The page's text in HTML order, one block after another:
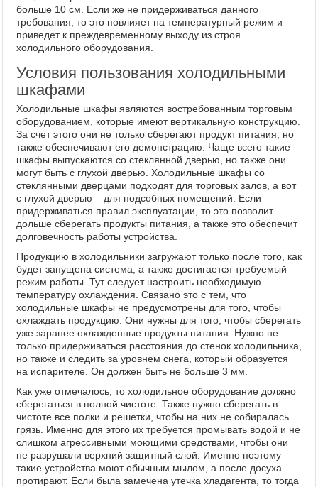
больше 10 см. Если же не придерживаться данного
требования, то это повлияет на температурный режим и
приведет к преждевременному выходу из строя
холодильного оборудования.
Условия пользования холодильными
шкафами
Холодильные шкафы являются востребованным торговым
оборудованием, которые имеют вертикальную конструкцию.
За счет этого они не только сберегают продукт питания, но
также обеспечивают его демонстрацию. Чаще всего такие
шкафы выпускаются со стеклянной дверью, но также они
могут быть с глухой дверью. Холодильные шкафы со
стеклянными дверцами подходят для торговых залов, а вот
с глухой дверью – для подсобных помещений. Если
придерживаться правил эксплуатации, то это позволит
дольше сберегать продукты питания, а также это обеспечит
долговечность работы устройства.
Продукцию в холодильники загружают только после того, как
будет запущена система, а также достигается требуемый
режим работы. Тут следует настроить необходимую
температуру охлаждения. Связано это с тем, что
холодильные шкафы не предусмотрены для того, чтобы
охлаждать продукцию. Они нужны для того, чтобы сберегать
уже заранее охлажденные продукты питания. Нужно не
только придерживаться расстояния до стенок холодильника,
но также и следить за уровнем снега, который образуется
на испарителе. Он должен быть не больше 3 мм.
Как уже отмечалось, то холодильное оборудование должно
сберегаться в полной чистоте. Также нужно сберегать в
чистоте все полки и решетки, чтобы на них не собиралась
грязь. Именно для этого их требуется промывать водой и не
слишком агрессивными моющими средствами, чтобы они
не разрушали верхний защитный слой. Именно поэтому
такие устройства моют обычным мылом, а после досуха
протирают. Если была замечена утечка хладагента, то тогда